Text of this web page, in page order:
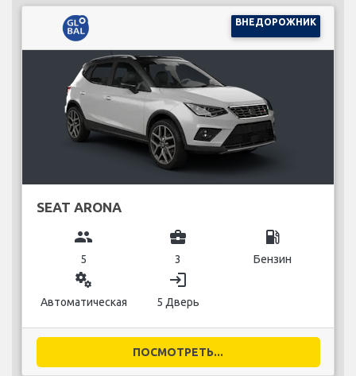
ВНЕДОРОЖНИК
SEAT ARONA
group
5
business_center
3
local_gas_station
Бензин
miscellaneous_services
Автоматическая
login
5 Дверь
ПОСМОТРЕТЬ...